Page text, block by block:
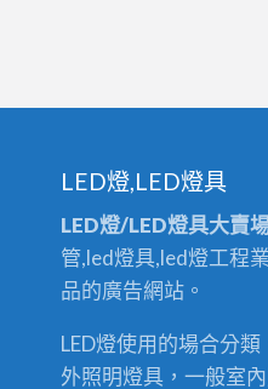
LED燈,LED燈具
LED燈/LED燈具大賣
管,led燈具,led燈工程
品的廣告網站。
LED燈使用的場合分
外照明燈具，一般室